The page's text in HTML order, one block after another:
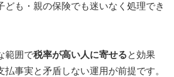
ども・親の保険でも迷いなく処理でき
範囲で税率が高い人に寄せると効果
払事実と矛盾しない運用が前提です。